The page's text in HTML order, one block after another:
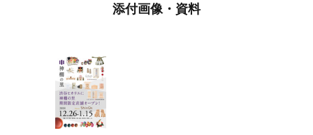
添付画像・資料